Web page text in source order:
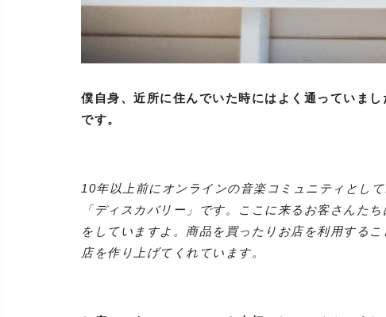
僕自身、近所に住んでいた時にはよく通っていま
です。
10年以上前にオンラインの音楽コミュニティとし
「ディスカバリー」です。ここに来るお客さんた
をしていますよ。商品を買ったりお店を利用する
店を作り上げてくれています。